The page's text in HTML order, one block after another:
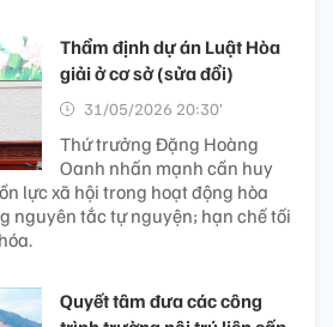
Thẩm định dự án Luật Hòa
giải ở cơ sở (sửa đổi)
31/05/2026 20:30’
Thứ trưởng Đặng Hoàng
Oanh nhấn mạnh cần huy
lực xã hội trong hoạt động hòa
nguyên tắc tự nguyện; hạn chế tối
Quyết tâm đưa các công